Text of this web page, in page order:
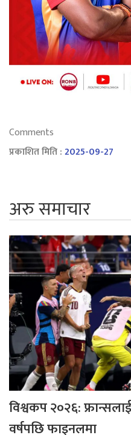
Comments
प्रकाशित मिति :2025-09-27
अरु समाचार
विश्वकप २०२६:
वर्षपछि फाइनलमा